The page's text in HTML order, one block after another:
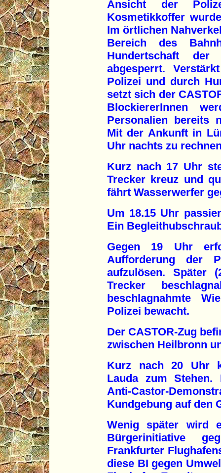
Ansicht der
Kosmetikkoffer
Im örtlichen
Bereich des
Hundertschaft der
abgesperrt.
Polizei und durch
setzt sich der
BlockiererInnen
Personalien bereits
Mit der Ankunft in
Uhr nachts zu
Kurz nach 17 Uhr
Trecker kreuz und
fährt Wasserwerfer
Um 18.15 Uhr
Ein
Gegen 19 Uhr
Aufforderung der
aufzulösen. Später
Trecker
beschlagnahmte
Polizei bewacht.
Der CASTOR-Zug
zwischen Heilbronn
Kurz nach 20 Uhr
Lauda zum Stehen.
Anti-Castor-
Kundgebung auf den
Wenig später wird
Bürgerinitiative
Frankfurter
diese BI gegen